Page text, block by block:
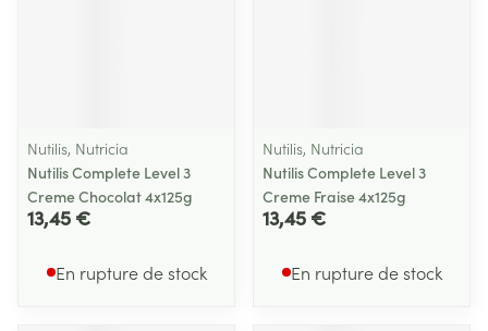
Nutilis, Nutricia
Nutilis Complete Level 3
Creme Chocolat 4x125g
13,45 €
En rupture de stock
Nutilis, Nutricia
Nutilis Complete Level 3
Creme Fraise 4x125g
13,45 €
En rupture de stock